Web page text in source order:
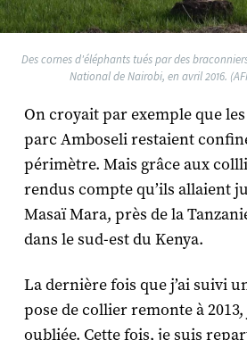
Des cornes d'éléphants tués par des
National de Nairobi, en avril 2016.
On croyait par exemple que
parc Amboseli restaient
périmètre. Mais grâce aux
rendus compte qu’ils allaient
Masaï Mara, près de la
dans le sud-est du Kenya.
La dernière fois que j’ai suivi
pose de collier remonte à 2013,
oubliée. Cette fois, je suis